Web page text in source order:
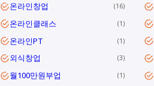
온라인창업 16
온라인클래스 1
온라인PT 1
외식창업 3
월100만원부업 1